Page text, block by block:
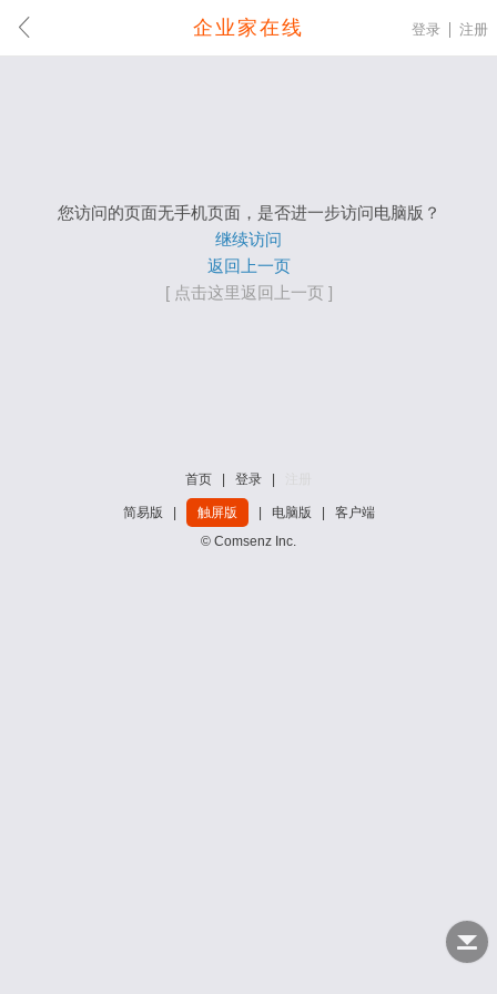
企业家在线 登录 注册
您访问的页面无手机页面，是否进一步访问电脑版？
继续访问
返回上一页
[ 点击这里返回上一页 ]
首页 登录
简易版 触屏版 电脑版
客户端
© Comsenz Inc.